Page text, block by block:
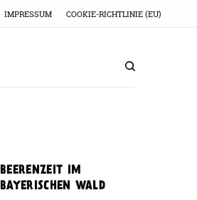
IMPRESSUM COOKIE-RICHTLINIE (EU)
BEERENZEIT IM
BAYERISCHEN WALD